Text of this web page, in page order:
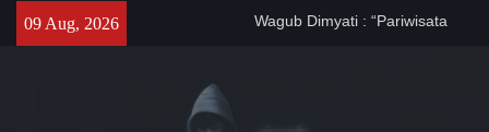
09 Aug, 2026
Banten Harus Dipromosikan”